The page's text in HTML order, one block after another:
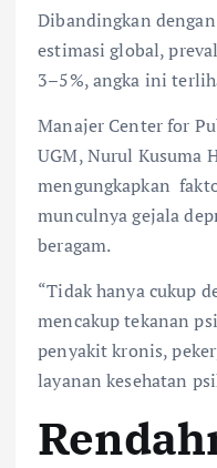
Dibandingkan
estimasi global,
3–5%, angka ini
Manajer Center for
UGM, Nurul Kusuma
mengungkapkan
munculnya gejala
beragam.
“Tidak hanya cukup
mencakup tekanan
penyakit kronis,
layanan kesehatan